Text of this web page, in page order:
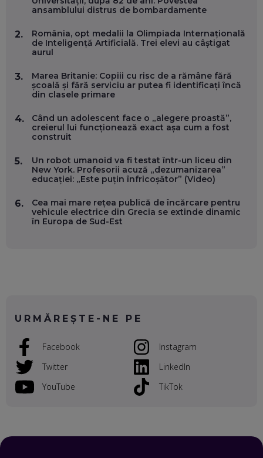
SE VA SCHIMBA MUNCA, ÎN URMĂTORII ANI
EP. 58
MARIUS PAȘCULEA, COFONDATOR AL KULTH: CUM
EP. 57
EFICIENT VIAȚA ONLINE. ȘI CARE SUNT PRIMII PAȘI ÎNTR-O
CARIERĂ DE „HACKER CU PERMIS”
EP. 56
DOINA VÎLCEANU, CONTENTSPEED: VREI SUCCES ONLINE?
ÎNVAȚĂ AEO ȘI GEO!
OLIVIU MATEI, HOLISUN: SOFTWARE DE LA CLUJ PENTRU
VOICU OPREAN (AROBS): CUM CONSTRUIEȘTI O COMPANIE
GLOBALĂ, FĂRĂ SĂ PIERZI LEGĂTURA CU COMUNITATEA
TA LOCALĂ - ȘI CE SĂ DAI ÎNAPOI
EP. 52
ROBERT GRAUR, FOMO: SPEAKERUL PE SCENĂ, INVITATUL
EP. 51
ansamblului distrus de bombardamente
2.
România, opt medalii la Olimpiada Internațională
de Inteligență Artificială. Trei elevi au câștigat
aurul
3.
Marea Britanie: Copiii cu risc de a rămâne fără
școală și fără serviciu ar putea fi identificați încă
din clasele primare
4.
Când un adolescent face o „alegere proastă”,
creierul lui funcționează exact așa cum a fost
construit
5.
Un robot umanoid va fi testat într-un liceu din
New York. Profesorii acuză „dezumanizarea”
educației: „Este puțin înfricoșător” (Video)
6.
Cea mai mare rețea publică de încărcare pentru
vehicule electrice din Grecia se extinde dinamic
în Europa de Sud-Est
URMĂREȘTE-NE PE
Facebook
Twitter
YouTube
Instagram
LinkedIn
TikTok